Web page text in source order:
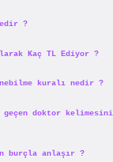
?
Kaç TL Ediyor ?
kuralı nedir ?
geçen doktor
burçla anlaşır ?